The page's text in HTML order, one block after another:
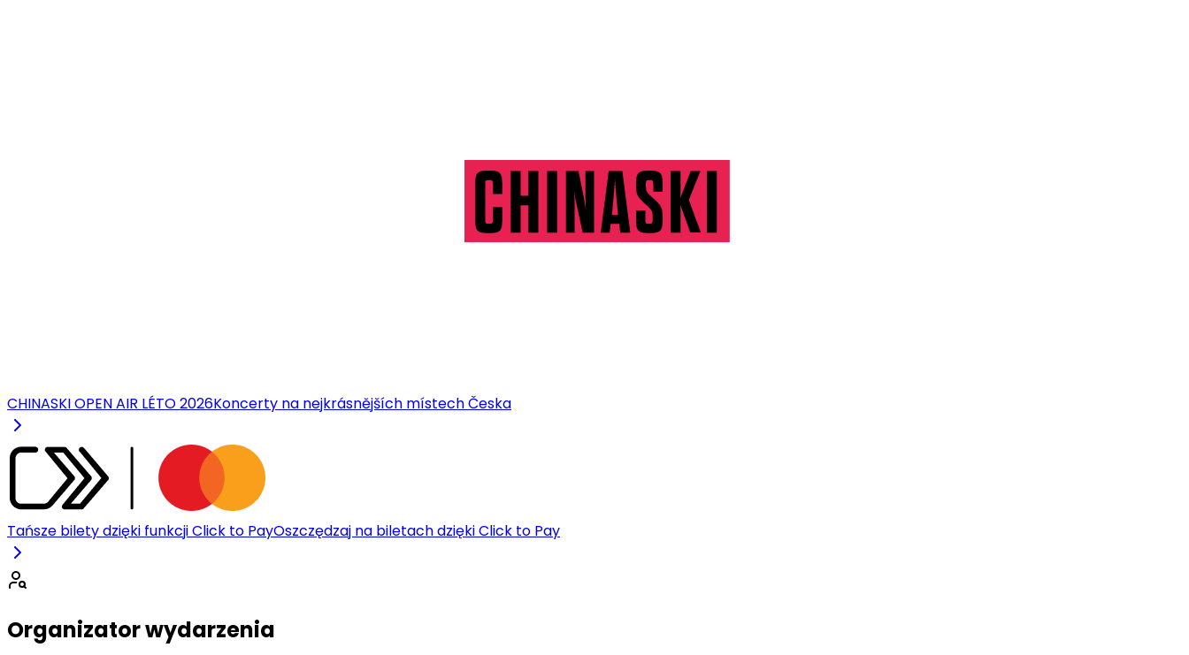
CHINASKI OPEN AIR LÉTO 2026Koncerty na nejkrásnějších místech Česka
Tańsze bilety dzięki funkcji Click to PayOszczędzaj na biletach dzięki Click to Pay
Organizator wydarzenia